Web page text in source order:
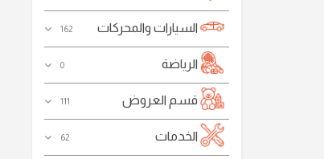
السيارات والمحركات 162
الرياضة 0
قسم العروض 111
الخدمات 62